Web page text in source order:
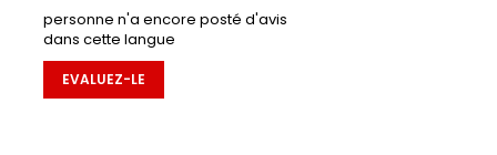
personne n'a encore posté d'avis
dans cette langue
EVALUEZ-LE